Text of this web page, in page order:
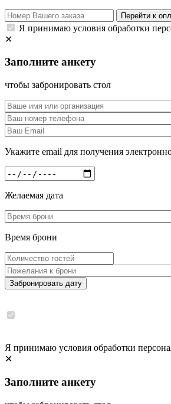
Я принимаю условия обработки
✕
Заполните анкету
чтобы забронировать стол
Укажите email для получения
Желаемая дата
Время брони
Забронировать дату
Я принимаю условия обработки
✕
Заполните анкету